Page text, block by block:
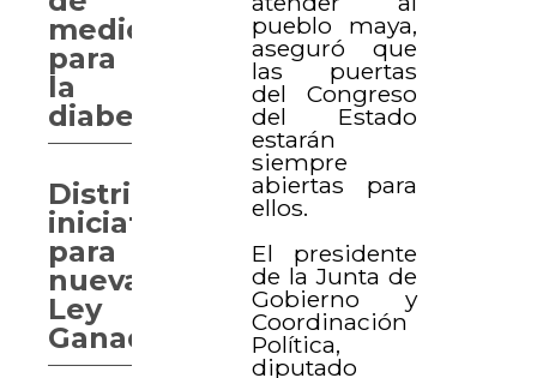
pueblo maya,
aseguró que
las puertas
del Congreso
del Estado
estarán
siempre
abiertas para
ellos.
El presidente
de la Junta de
Gobierno y
Coordinación
Política,
diputado
medicamentos
para
la
diabetes
Distribuyen
iniciativa
para
nueva
Ley
Ganadera